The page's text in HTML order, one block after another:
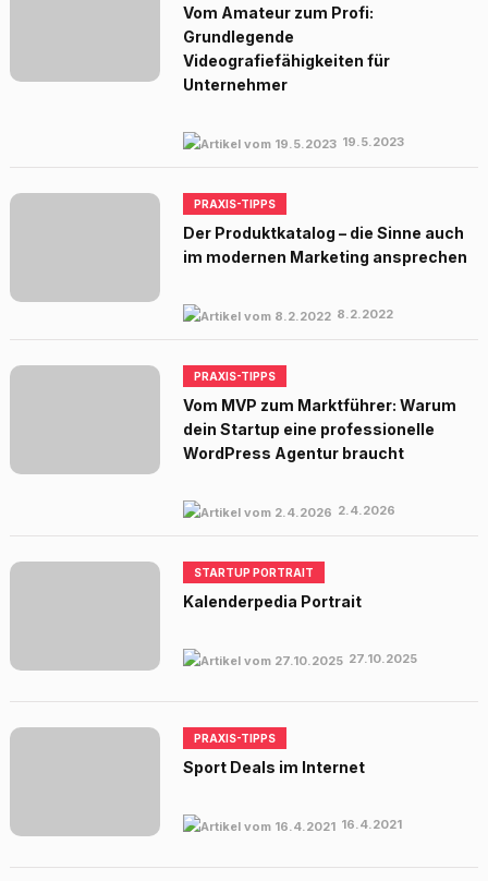
Vom Amateur zum Profi:
Grundlegende
Videografiefähigkeiten für
Unternehmer
19.5.2023
PRAXIS-TIPPS
Der Produktkatalog – die Sinne auch
im modernen Marketing ansprechen
8.2.2022
PRAXIS-TIPPS
Vom MVP zum Marktführer: Warum
dein Startup eine professionelle
WordPress Agentur braucht
2.4.2026
STARTUP PORTRAIT
Kalenderpedia Portrait
27.10.2025
PRAXIS-TIPPS
Sport Deals im Internet
16.4.2021